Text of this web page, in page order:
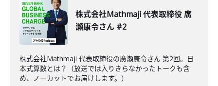
株式会社Mathmaji 代表取締役 廣
瀬康令さん #2
株式会社Mathmaji 代表取締役の廣瀬康令さん 第2回。日
本式算数とは？（放送では入りきらなかったトークも含
め、ノーカットでお届けします。）